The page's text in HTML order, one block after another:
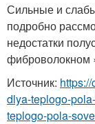
Сильные и
подробно
недостатки
фиброволокном
Источник:
dlya-teplogo-
teplogo-pola-